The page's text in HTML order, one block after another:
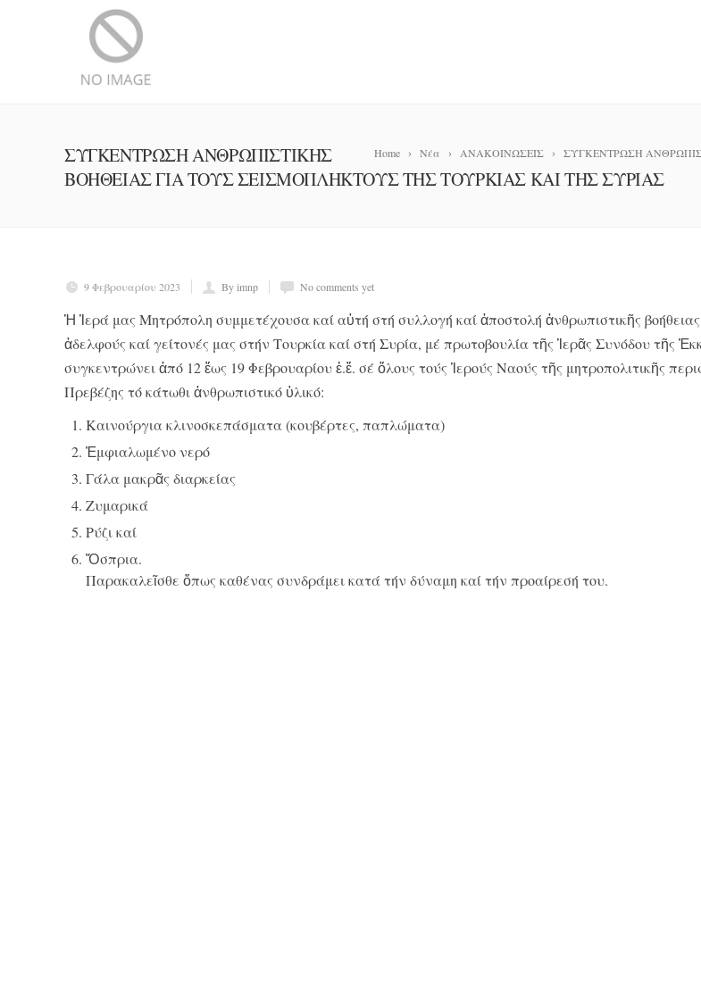
Home Νέα ΑΝΑΚΟΙΝΩΣΕΙΣ ΣΥΓΚΕΝΤΡΩΣΗ
ΣΥΓΚΕΝΤΡΩΣΗ ΑΝΘΡΩΠΙΣΤΙΚΗΣ
ΒΟΗΘΕΙΑΣ ΓΙΑ ΤΟΥΣ ΣΕΙΣΜΟΠΛΗΚΤΟΥΣ ΤΗΣ ΤΟΥΡΚΙΑΣ ΚΑΙ ΤΗΣ ΣΥΡΙΑΣ
9 Φεβρουαρίου 2023 By imnp No comments yet
Ἡ Ἱερά μας Μητρόπολη συμμετέχουσα καί αὐτή στή συλλογή καί ἀποστολή ἀνθρωπιστικῆς
ἀδελφούς καί γείτονές μας στήν Τουρκία καί στή Συρία, μέ πρωτοβουλία τῆς Ἱερᾶς Συνόδου τῆς
συγκεντρώνει ἀπό 12 ἕως 19 Φεβρουαρίου ἐ.ἔ. σέ ὅλους τούς Ἱερούς Ναούς τῆς μητροπολιτικῆς
Πρεβέζης τό κάτωθι ἀνθρωπιστικό ὑλικό:
Καινούργια κλινοσκεπάσματα (κουβέρτες, παπλώματα)
Ἐμφιαλωμένο νερό
Γάλα μακρᾶς διαρκείας
Ζυμαρικά
Ρύζι καί
Ὄσπρια.
Παρακαλεῖσθε ὅπως καθένας συνδράμει κατά τήν δύναμη καί τήν προαίρεσή του.